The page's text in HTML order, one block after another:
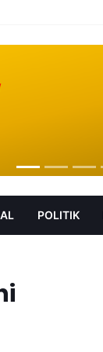
POLITIK